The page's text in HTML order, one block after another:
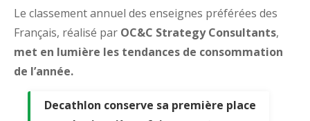
Le classement annuel des enseignes préférées des
Français, réalisé par OC&C Strategy Consultants,
met en lumière les tendances de consommation
de l’année.
Decathlon conserve sa première place